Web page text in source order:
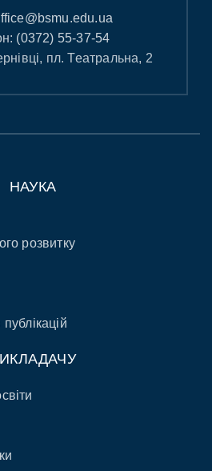
(0372) 55-37-54
пл. Театральна, 2
НАУКА
розвитку